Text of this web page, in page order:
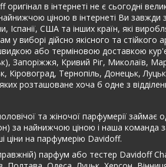
в інтернеті не є сьогодні
ціною в інтернеті Ви
Іспанії, США та інших країн, які
у виборі дійсно якісного та
або терміновою доставкою
Запоріжжя, Кривий Ріг, Миколаїв,
Кіровоград, Тернопіль, Донецьк,
розташоване хоча б одне з
та жіночої парфумерії
за найнижчою ціною і наша команда
ціни на парфумерію Davidoff.
парфум або тестер Davidoff